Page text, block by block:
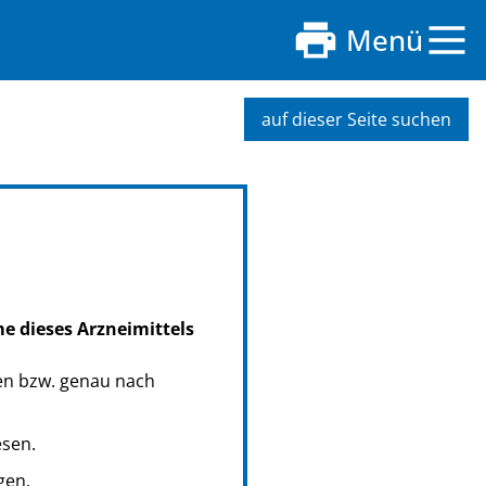
Menü
auf dieser Seite suchen
dieses Arzneimittels
bzw. genau nach